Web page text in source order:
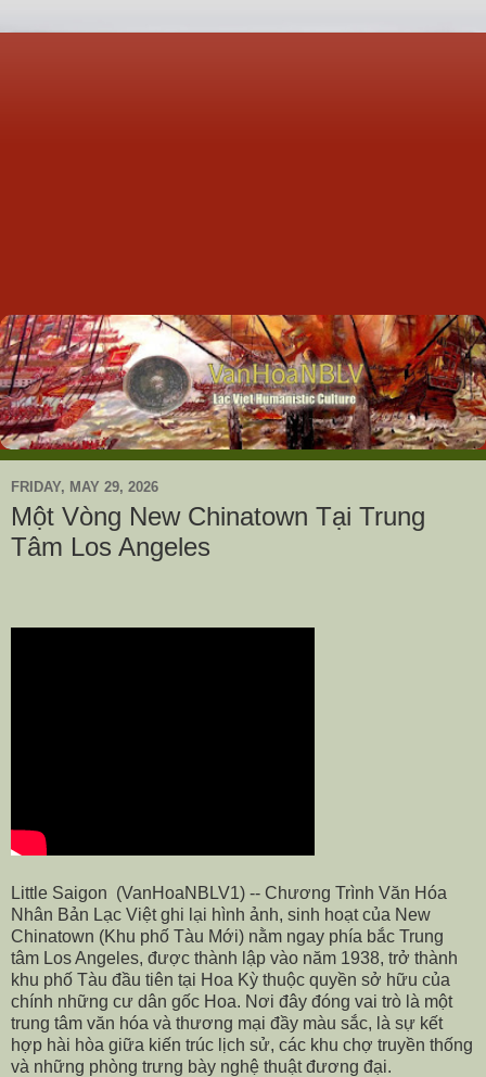
FRIDAY, MAY 29, 2026
Một Vòng New Chinatown Tại Trung
Tâm Los Angeles
Little Saigon (VanHoaNBLV1) -- Chương Trình Văn Hóa
Nhân Bản Lạc Việt ghi lại hình ảnh, sinh hoạt của New
Chinatown (Khu phố Tàu Mới) nằm ngay phía bắc Trung
tâm Los Angeles, được thành lập vào năm 1938, trở thành
khu phố Tàu đầu tiên tại Hoa Kỳ thuộc quyền sở hữu của
chính những cư dân gốc Hoa. Nơi đây đóng vai trò là một
trung tâm văn hóa và thương mại đầy màu sắc, là sự kết
hợp hài hòa giữa kiến trúc lịch sử, các khu chợ truyền thống
và những phòng trưng bày nghệ thuật đương đại.